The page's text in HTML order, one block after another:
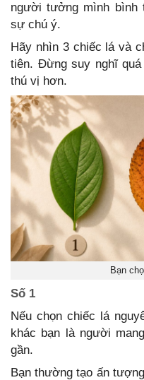
người tưởng mình bình
sự chú ý.
Hãy nhìn 3 chiếc lá và
tiên. Đừng suy nghĩ
thú vị hơn.
Bạn
Số 1
Nếu chọn chiếc lá
khác bạn là người
gần.
Bạn thường tạo ấn